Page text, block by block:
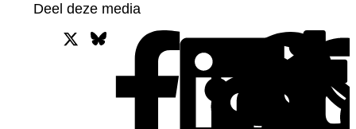
Deel deze media
Facebook
Bluesky